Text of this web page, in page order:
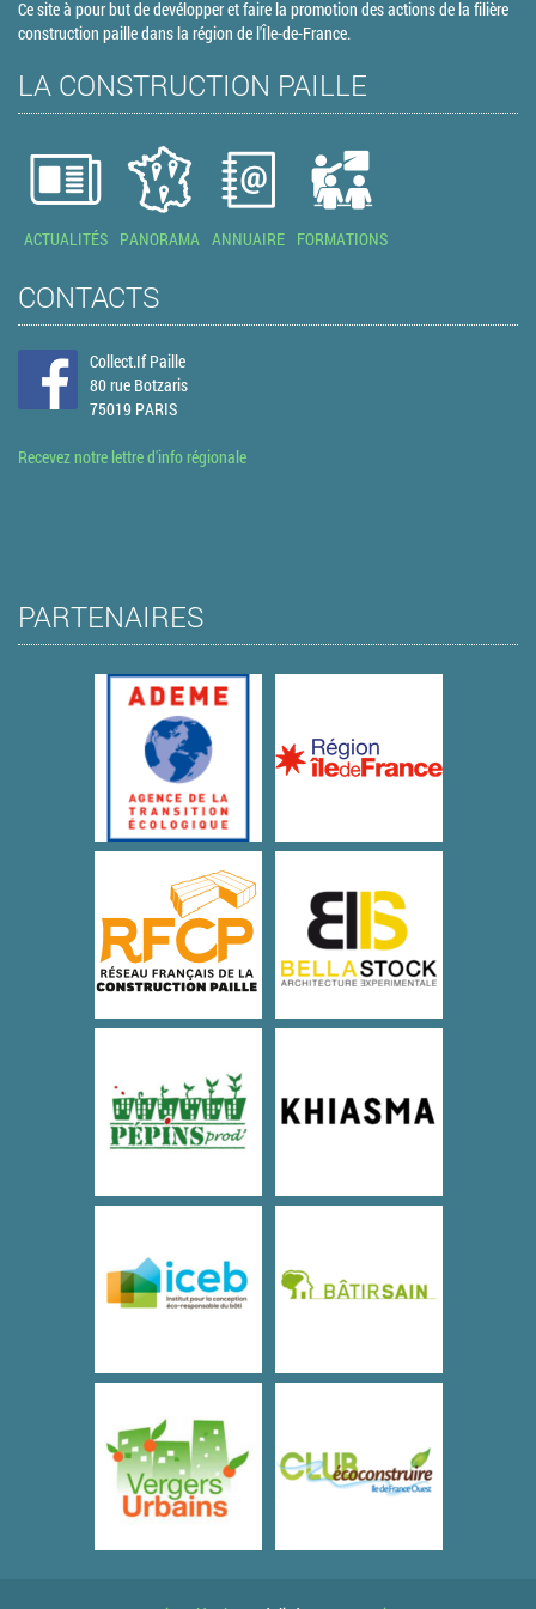
Ce site à pour but de devélopper et faire la promotion des actions de la filière
construction paille dans la région de l'Île-de-France.
LA CONSTRUCTION PAILLE
ACTUALITÉS PANORAMA ANNUAIRE FORMATIONS
CONTACTS
Collect.If Paille
80 rue Botzaris
75019 PARIS
Recevez notre lettre d'info régionale
PARTENAIRES